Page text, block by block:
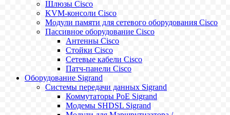
Шлюзы Cisco
KVM-консоли Cisco
Модули памяти для сетевого оборудования Cisco
Пассивное оборудование Cisco
Антенны Cisco
Стойки Cisco
Сетевые кабели Cisco
Патч-панели Cisco
Оборудование Sigrand
Системы передачи данных Sigrand
Коммутаторы PoE Sigrand
Модемы SHDSL Sigrand